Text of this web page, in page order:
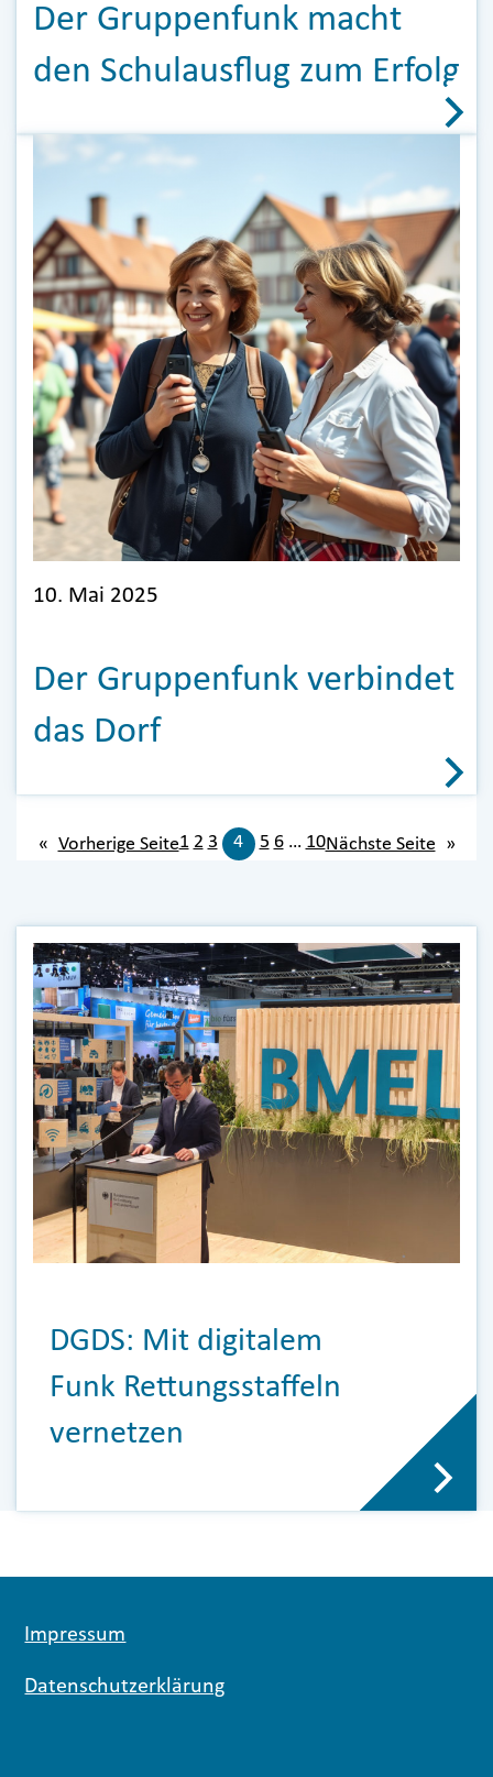
Der Gruppenfunk macht
den Schulausflug zum Erfolg
10. Mai 2025
Der Gruppenfunk verbindet
das Dorf
« Vorherige Seite1 2 3 4 5 6 … 10Nächste Seite »
DGDS: Mit digitalem
Funk Rettungsstaffeln
vernetzen
Impressum
Datenschutzerklärung